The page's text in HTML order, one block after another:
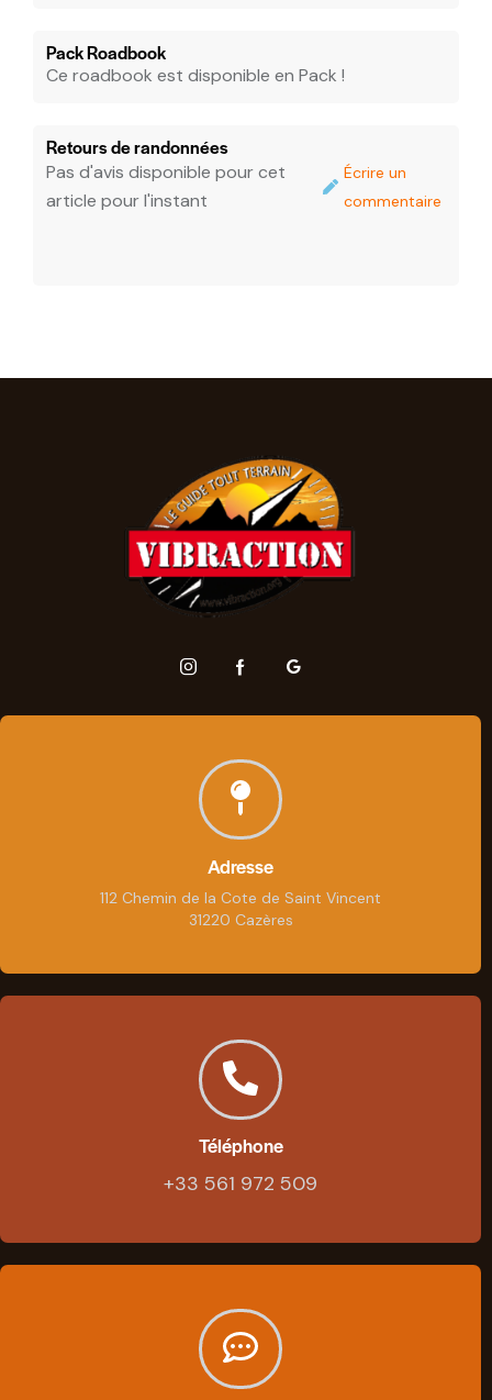
Pack Roadbook
Ce roadbook est disponible en Pack !
Retours de randonnées
Pas d'avis disponible pour cet
article pour l'instant
Écrire un
commentaire
Adresse
112 Chemin de la Cote de Saint Vincent
31220 Cazères
Téléphone
+33 561 972 509